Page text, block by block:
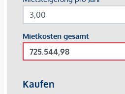
erreichen.
Betriebskosten:€ 4,60/m²
Parkplätze:á € 140,00/mtl.
Anbindung an den öffentlichen